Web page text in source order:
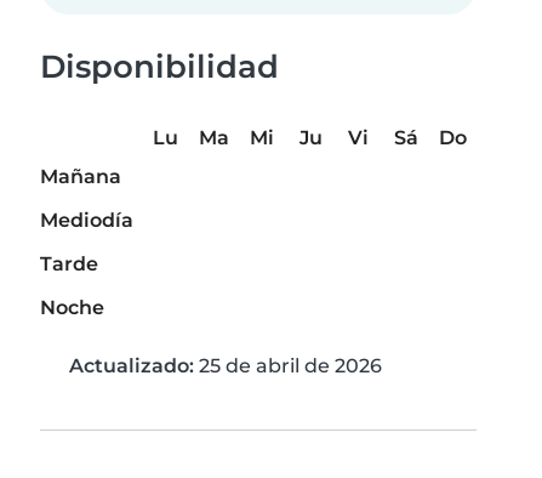
Disponibilidad
Lu Ma Mi Ju Vi Sá
Do
Mañana
Mediodía
Tarde
Noche
Actualizado: 25 de abril de 2026